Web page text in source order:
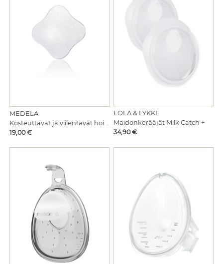
MEDELA
Hinta
19,00 €
LOLA & LYKKE
Maidonkerääjät Milk Catch +
Hinta
34,90 €